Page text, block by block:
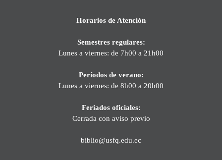
Horarios de Atención
Semestres regulares:
Lunes a viernes: de 7h00 a 21h00
Períodos de verano:
Lunes a viernes: de 8h00 a 20h00
Feriados oficiales:
Cerrada con aviso previo
biblio@usfq.edu.ec